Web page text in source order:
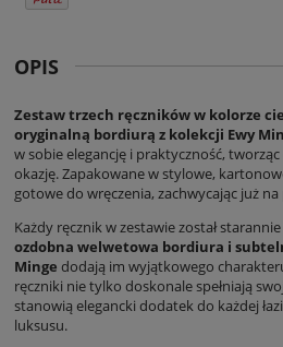
OPIS
Zestaw trzech ręczników w kolorze
oryginalną bordiurą z kolekcji Ewy
w sobie elegancję i praktyczność,
okazję. Zapakowane w stylowe,
gotowe do wręczenia, zachwycając już
Każdy ręcznik w zestawie został
ozdobna welwetowa bordiura i
Minge dodają im wyjątkowego
ręczniki nie tylko doskonale spełniają
stanowią elegancki dodatek do każdej
luksusu.